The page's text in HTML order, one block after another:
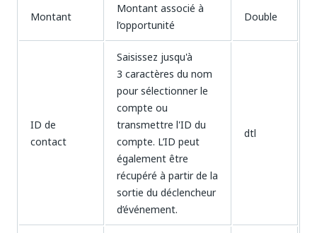
Montant
Montant associé à
l’opportunité
Double
ID de
contact
Saisissez jusqu'à
3 caractères du nom
pour sélectionner le
compte ou
transmettre l'ID du
compte. L’ID peut
également être
récupéré à partir de la
sortie du déclencheur
d’événement.
dtl